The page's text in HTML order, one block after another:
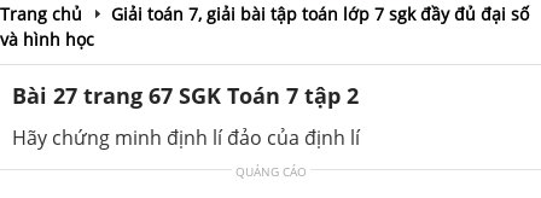
Trang chủ
Giải toán 7, giải bài tập toán lớp 7 sgk đầy đủ đại số
và hình học
Bài 27 trang 67 SGK Toán 7 tập 2
Hãy chứng minh định lí đảo của định lí
QUẢNG CÁO